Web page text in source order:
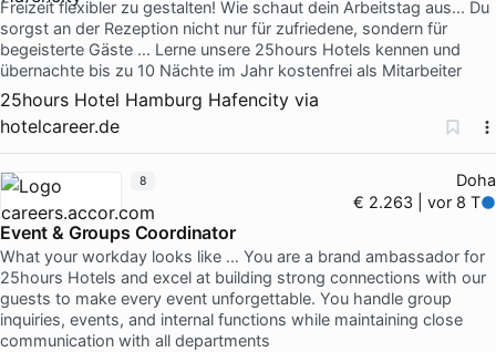
Freizeit flexibler zu gestalten! Wie schaut dein Arbeitstag aus... Du
sorgst an der Rezeption nicht nur für zufriedene, sondern für
begeisterte Gäste … Lerne unsere 25hours Hotels kennen und
übernachte bis zu 10 Nächte im Jahr kostenfrei als Mitarbeiter
25hours Hotel Hamburg Hafencity via
hotelcareer.de
Doha
€ 2.263 | vor 8 T
Event & Groups Coordinator
What your workday looks like … You are a brand ambassador for
25hours Hotels and excel at building strong connections with our
guests to make every event unforgettable. You handle group
inquiries, events, and internal functions while maintaining close
communication with all departments
8